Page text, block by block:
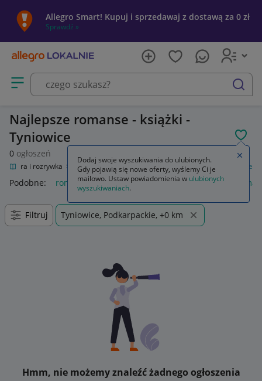
Allegro Smart! Kupuj i sprzedawaj z dostawą za 0 zł
Sprawdź »
Otwórz menu z kategoriami
szukaj
Najlepsze romanse - książki -
Tyniowice
0 ogłoszeń
Kultura i rozrywka Książki Literatura obyczajowa, erotyczna Romanse
Podobne: romanse książki romanse książki używane
Filtruj Tyniowice, Podkarpackie, +0 km
Hmm, nie możemy znaleźć żadnego ogłoszenia
Dodaj swoje wyszukiwania do ulubionych.
Gdy pojawią się nowe oferty, wyślemy Ci je
mailowo. Ustaw powiadomienia w ulubionych
wyszukiwaniach.